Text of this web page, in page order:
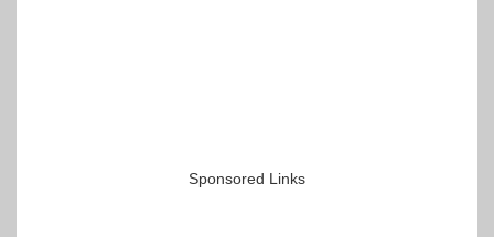
Sponsored Links